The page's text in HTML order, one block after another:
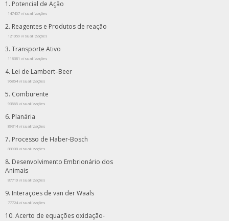
Potencial de Ação
147457 visualizações
Reagentes e Produtos de reação
121059 visualizações
Transporte Ativo
118381 visualizações
Lei de Lambert–Beer
96864 visualizações
Comburente
93565 visualizações
Planária
89314 visualizações
Processo de Haber-Bosch
88908 visualizações
Desenvolvimento Embrionário dos
Animais
87710 visualizações
Interações de van der Waals
77724 visualizações
Acerto de equações oxidação-